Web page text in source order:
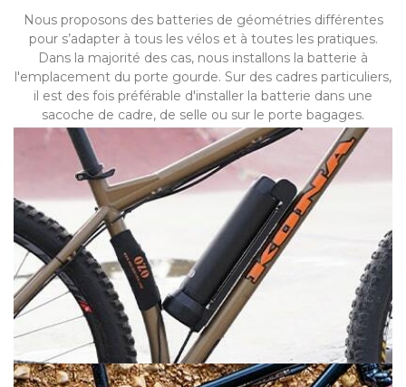
Nous proposons des batteries de géométries différentes
pour s’adapter à tous les vélos et à toutes les pratiques.
Dans la majorité des cas, nous installons la batterie à
l'emplacement du porte gourde. Sur des cadres particuliers,
il est des fois préférable d'installer la batterie dans une
sacoche de cadre, de selle ou sur le porte bagages.